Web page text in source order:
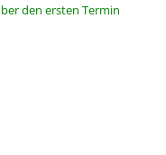
den ersten Termin